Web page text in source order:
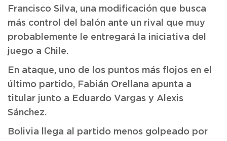
Francisco Silva, una modificación que busca
más control del balón ante un rival que muy
probablemente le entregará la iniciativa del
juego a Chile.
En ataque, uno de los puntos más flojos en el
último partido, Fabián Orellana apunta a
titular junto a Eduardo Vargas y Alexis
Sánchez.
Bolivia llega al partido menos golpeado por